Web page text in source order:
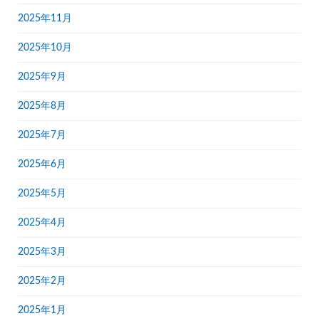
2025年11月
2025年10月
2025年9月
2025年8月
2025年7月
2025年6月
2025年5月
2025年4月
2025年3月
2025年2月
2025年1月